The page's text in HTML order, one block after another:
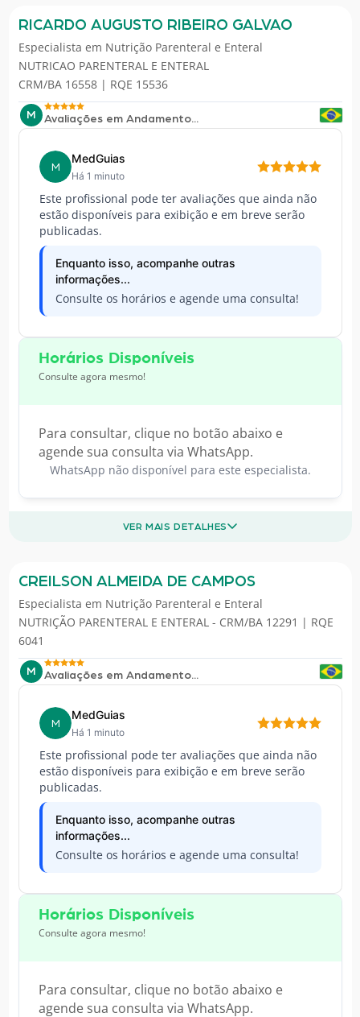
RICARDO AUGUSTO RIBEIRO GALVAO
Especialista em Nutrição Parenteral e Enteral
NUTRICAO PARENTERAL E ENTERAL
CRM/BA 16558 | RQE 15536
M Avaliações em Andamento...
M
MedGuias
Há 1 minuto
Este profissional pode ter avaliações que ainda não
estão disponíveis para exibição e em breve serão
publicadas.
Enquanto isso, acompanhe outras
informações...
Consulte os horários e agende uma consulta!
Horários Disponíveis
Consulte agora mesmo!
Para consultar, clique no botão abaixo e
agende sua consulta via WhatsApp.
WhatsApp não disponível para este especialista.
VER MAIS DETALHES
CREILSON ALMEIDA DE CAMPOS
Especialista em Nutrição Parenteral e Enteral
NUTRIÇÃO PARENTERAL E ENTERAL - CRM/BA 12291 | RQE
6041
M Avaliações em Andamento...
M
MedGuias
Há 1 minuto
Este profissional pode ter avaliações que ainda não
estão disponíveis para exibição e em breve serão
publicadas.
Enquanto isso, acompanhe outras
informações...
Consulte os horários e agende uma consulta!
Horários Disponíveis
Consulte agora mesmo!
Para consultar, clique no botão abaixo e
agende sua consulta via WhatsApp.